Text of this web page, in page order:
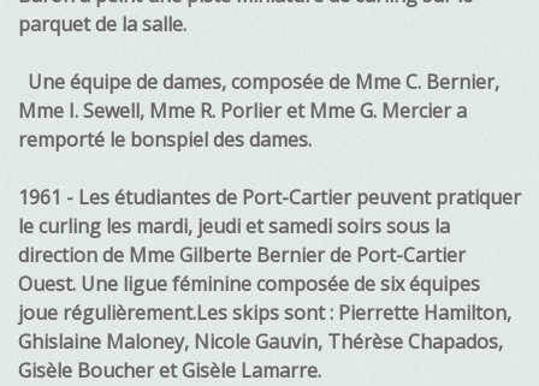
parquet de la salle.
Une équipe de dames, composée de Mme C. Bernier,
Mme I. Sewell, Mme R. Porlier et Mme G. Mercier a
remporté le bonspiel des dames.
1961 - Les étudiantes de Port-Cartier peuvent pratiquer
le curling les mardi, jeudi et samedi soirs sous la
direction de Mme Gilberte Bernier de Port-Cartier
Ouest. Une ligue féminine composée de six équipes
joue régulièrement.Les skips sont : Pierrette Hamilton,
Ghislaine Maloney, Nicole Gauvin, Thérèse Chapados,
Gisèle Boucher et Gisèle Lamarre.